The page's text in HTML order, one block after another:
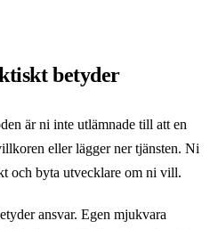
betyder
är ni inte utlämnade till att en
eller lägger ner tjänsten. Ni
och byta utvecklare om ni vill.
ansvar. Egen mjukvara